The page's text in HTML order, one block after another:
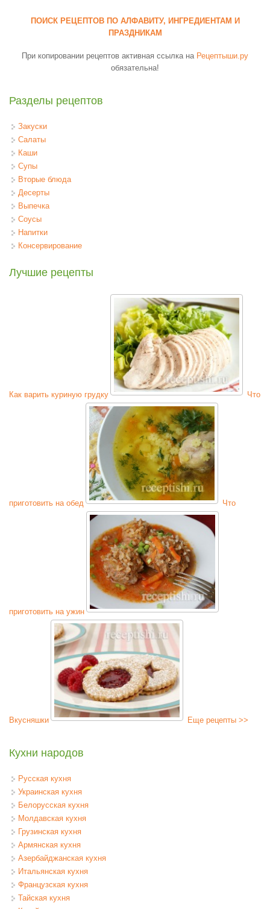
ПОИСК РЕЦЕПТОВ ПО АЛФАВИТУ, ИНГРЕДИЕНТАМ И
ПРАЗДНИКАМ
При копировании рецептов активная ссылка на Рецептыши.ру
обязательна!
Разделы рецептов
Закуски
Салаты
Каши
Супы
Вторые блюда
Десерты
Выпечка
Соусы
Напитки
Консервирование
Лучшие рецепты
Как варить куриную грудку Что
приготовить на обед Что
приготовить на ужин
Вкусняшки Еще рецепты >>
Кухни народов
Русская кухня
Украинская кухня
Белорусская кухня
Молдавская кухня
Грузинская кухня
Армянская кухня
Азербайджанская кухня
Итальянская кухня
Французская кухня
Тайская кухня